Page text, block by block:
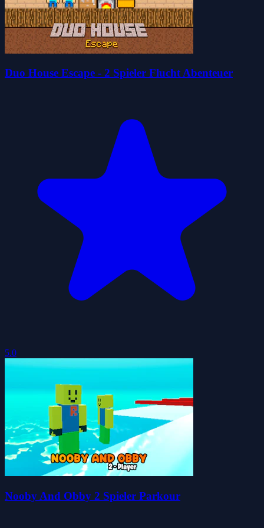
Duo House Escape - 2 Spieler Flucht Abenteuer
5.0
Nooby And Obby 2 Spieler Parkour